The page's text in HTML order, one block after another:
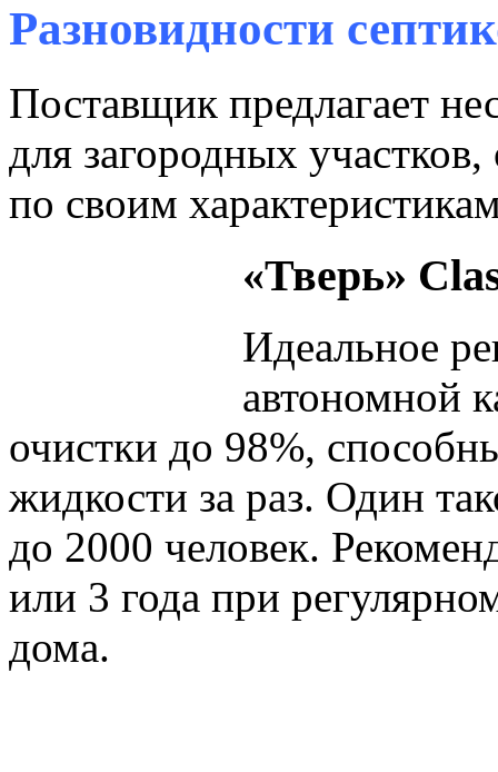
Разновидности
Поставщик предлагает
для загородных
по своим
«Тверь»
Идеальное
автономной
очистки до 98%,
жидкости за раз. Один
до 2000 человек.
или 3 года при
дома.